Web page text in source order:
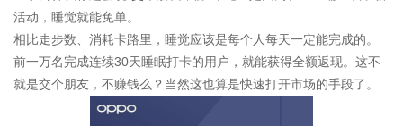
活动，睡觉就能免单。
相比走步数、消耗卡路里，睡觉应该是每个人每天一定能完成的。
前一万名完成连续30天睡眠打卡的用户，就能获得全额返现。这不
就是交个朋友，不赚钱么？当然这也算是快速打开市场的手段了。